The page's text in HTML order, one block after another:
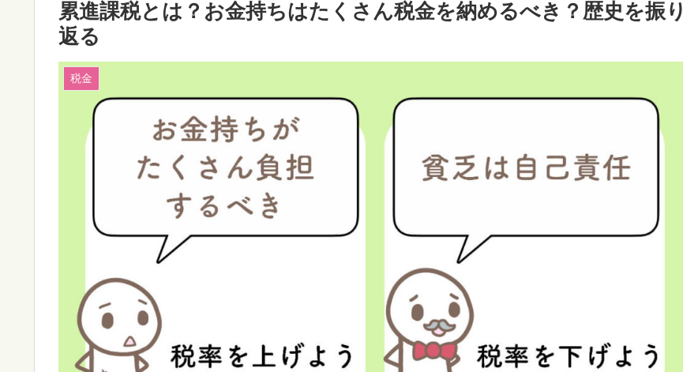
累進課税とは？お金持ちはたくさん税金を納めるべき？歴史を振り
返る
税金